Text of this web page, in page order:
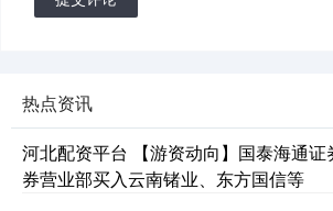
热点资讯
河北配资平台 【游资动向】国泰海通
券营业部买入云南锗业、东方国信等